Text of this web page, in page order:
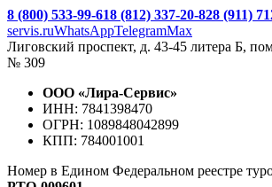
8 (800) 533-99-618 (812) 337-20-828 (911)
servis.ruWhatsAppTelegramMax
Лиговский проспект, д. 43-45 литера Б,
№ 309
ООО «Лира-Сервис»
ИНН: 7841398470
ОГРН: 1089848042899
КПП: 784001001
Номер в Едином Федеральном реестре